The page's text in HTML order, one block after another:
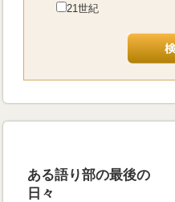
21世紀
ある語り部の最後の
日々